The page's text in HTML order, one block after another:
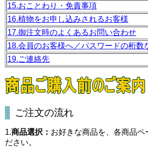
15.おことわり・免責事項
16.植物をお申し込みされるお客様
17.御注文時のよくあるお問い合わせ
18.会員のお客様へ／パスワードの桁数
19.ご連絡先
ご注文の流れ
1.商品選択： お好きな商品を、各商品ペ
ださい。